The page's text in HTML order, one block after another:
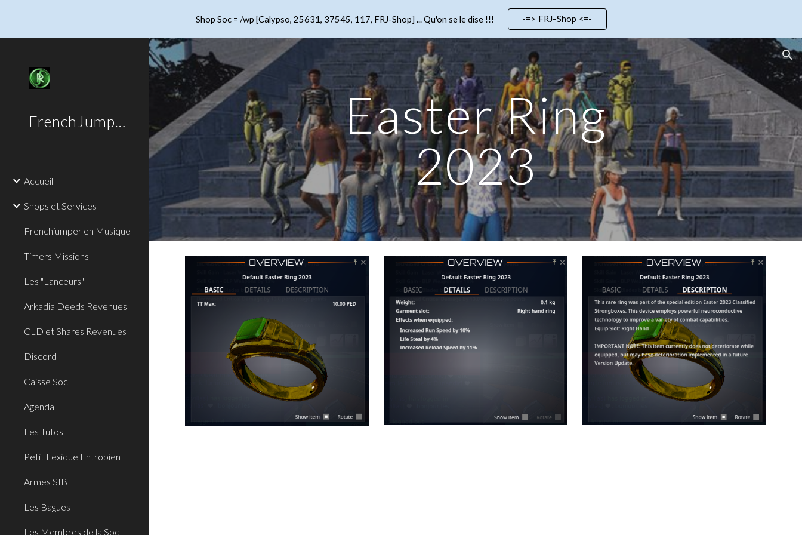
Skip to main content Skip to navigation
Shop Soc = /wp [Calypso, 25631, 37545, 117, FRJ-Shop] ... Qu'on se le dise !!! -=> FRJ-Shop <=-
FrenchJumper
Accueil
Shops et Services
Frenchjumper en Musique
Timers Missions
Les "Lanceurs"
Arkadia Deeds Revenues
CLD et Shares Revenues
Discord
Caisse Soc
Agenda
Les Tutos
Petit Lexique Entropien
Armes SIB
Les Bagues
Les Membres de la Soc
Easter Ring
2023